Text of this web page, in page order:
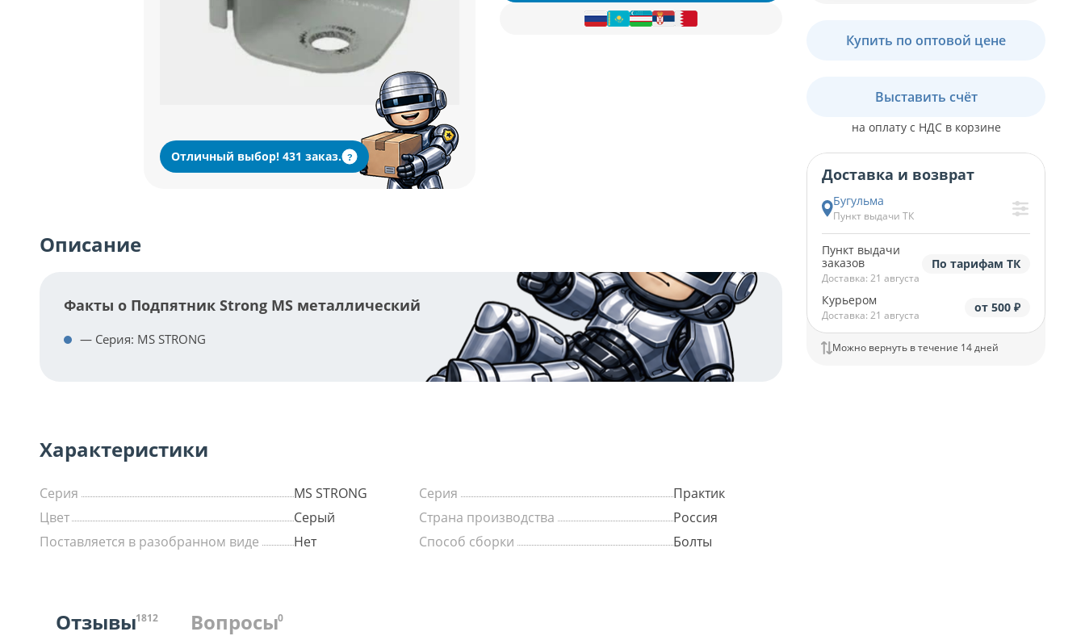
Отличный выбор! 431 заказ. ?
Описание
Факты о Подпятник Strong MS металлический
— Серия: MS STRONG
Характеристики
Серия MS STRONG Серия
Практик
Цвет
Серый Страна производства
Россия
Поставляется в разобранном виде
Нет Способ сборки Болты
Купить по оптовой цене
Выставить счёт
на оплату с НДС в корзине
Доставка и возврат
Бугульма
Пункт выдачи ТК
Пункт выдачи
заказов
Доставка: 21 августа
По тарифам ТК
Курьером
Доставка: 21 августа
от 500 ₽
Можно вернуть в течение 14 дней
Отзывы1812 Вопросы0